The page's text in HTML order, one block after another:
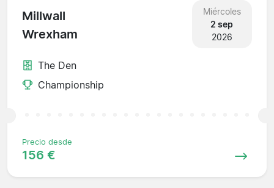
Millwall
Wrexham
Miércoles
2 sep
2026
The Den
Championship
Precio desde
156 €